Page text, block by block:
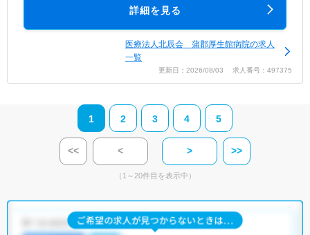
詳細を見る
医療法人北辰会 蒲郡厚生館病院の求人
一覧
更新日：2026/08/03 求人番号：497375
1 2 3 4 5
<< < > >>
（1～20件目を表示中）